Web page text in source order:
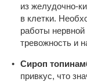
из желудочно-
в клетки.
работы нервной
тревожность и
Сироп
привкус, что